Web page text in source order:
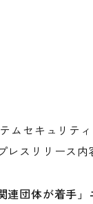
ムセキュリテ
スリリース内
連団体が着手